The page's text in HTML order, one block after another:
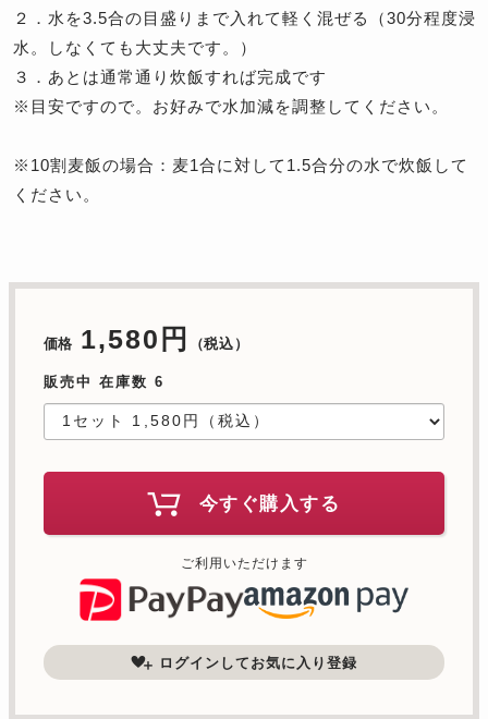
２．水を3.5合の目盛りまで入れて軽く混ぜる（30分程度浸
水。しなくても大丈夫です。）
３．あとは通常通り炊飯すれば完成です
※目安ですので。お好みで水加減を調整してください。
※10割麦飯の場合：麦1合に対して1.5合分の水で炊飯して
ください。
価格 1,580円 （税込）
販売中 在庫数 6
今すぐ購入する
ご利用いただけます
ログインしてお気に入り登録